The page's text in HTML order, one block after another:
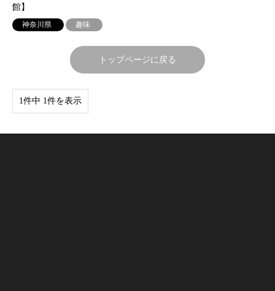
館】
神奈川県 趣味
トップページに戻る
1件中 1件を表示